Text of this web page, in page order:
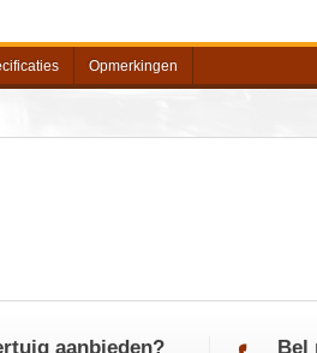
Opmerkingen
aanbieden? Bel